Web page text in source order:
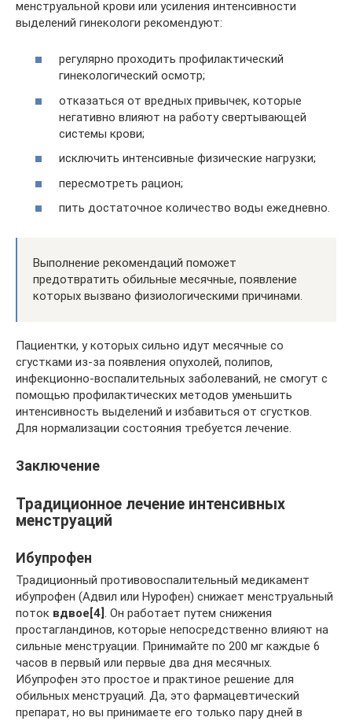
менструальной крови или усиления интенсивности
выделений гинекологи рекомендуют:
регулярно проходить профилактический
гинекологический осмотр;
отказаться от вредных привычек, которые
негативно влияют на работу свертывающей
системы крови;
исключить интенсивные физические нагрузки;
пересмотреть рацион;
пить достаточное количество воды ежедневно.
Выполнение рекомендаций поможет
предотвратить обильные месячные, появление
которых вызвано физиологическими причинами.
Пациентки, у которых сильно идут месячные со
сгустками из-за появления опухолей, полипов,
инфекционно-воспалительных заболеваний, не смогут с
помощью профилактических методов уменьшить
интенсивность выделений и избавиться от сгустков.
Для нормализации состояния требуется лечение.
Заключение
Традиционное лечение интенсивных
менструаций
Ибупрофен
Традиционный противовоспалительный медикамент
ибупрофен (Адвил или Нурофен) снижает менструальный
поток вдвое [4]. Он работает путем снижения
простагландинов, которые непосредственно влияют на
сильные менструации. Принимайте по 200 мг каждые 6
часов в первый или первые два дня месячных.
Ибупрофен это простое и практиное решение для
обильных менструаций. Да, это фармацевтический
препарат, но вы принимаете его только пару дней в